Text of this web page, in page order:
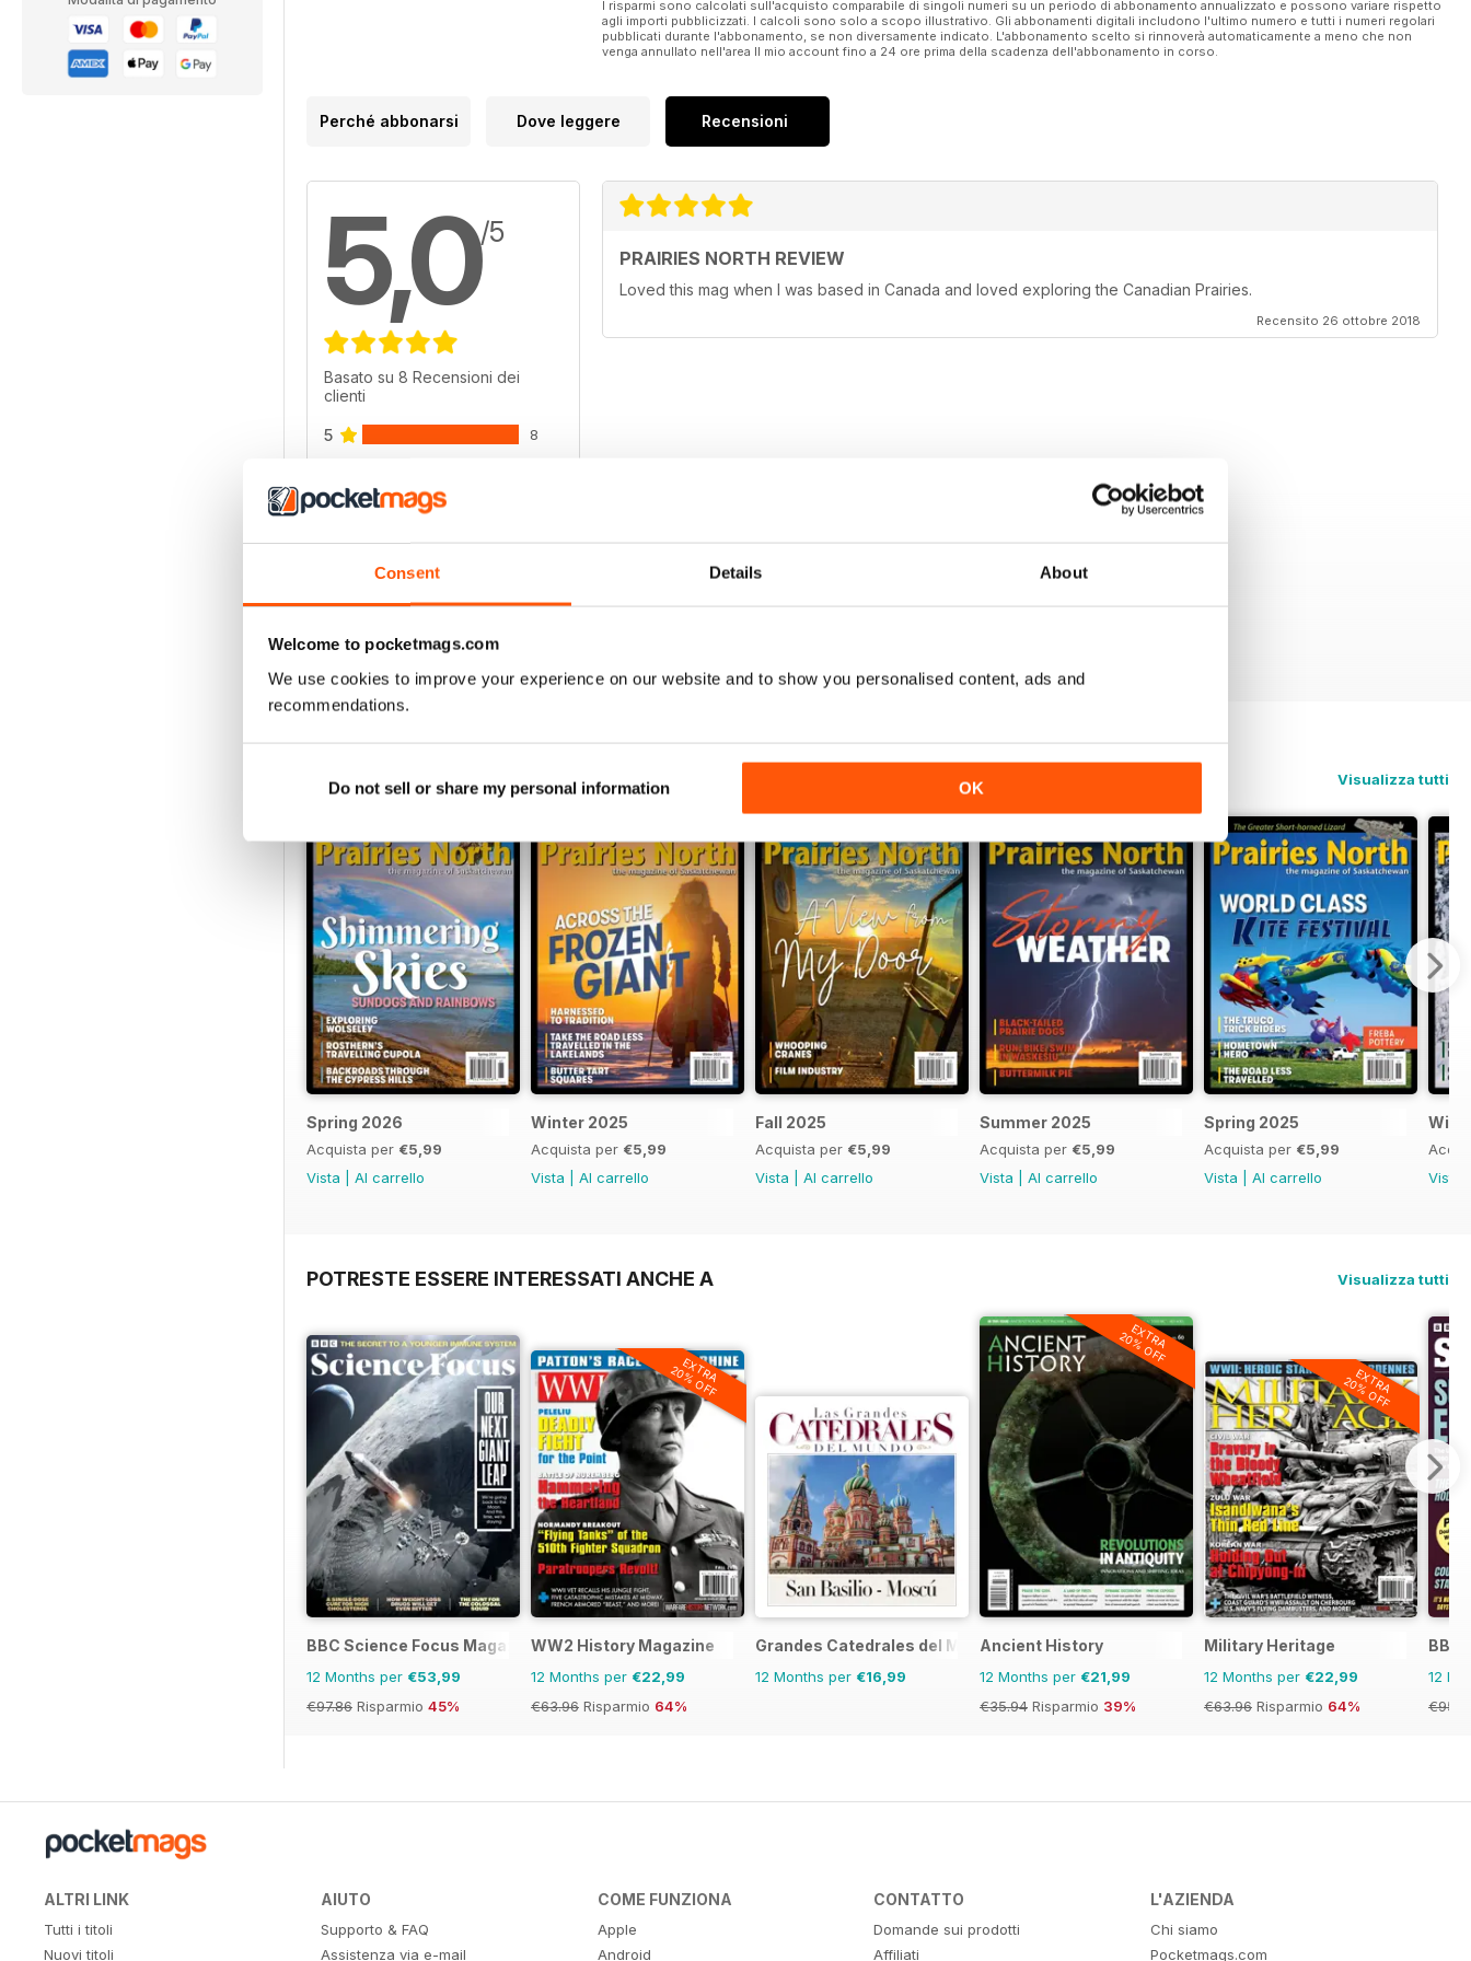
Consent Details About
Welcome to pocketmags.com
We use cookies to improve your experience on our website and to show you personalised content, ads and
recommendations.
Do not sell or share my personal information OK
I risparmi sono calcolati sull'acquisto comparabile di singoli numeri su un periodo di abbonamento annualizzato e possono variare rispetto
agli importi pubblicizzati. I calcoli sono solo a scopo illustrativo. Gli abbonamenti digitali includono l'ultimo numero e tutti i numeri regolari
pubblicati durante l'abbonamento, se non diversamente indicato. L'abbonamento scelto si rinnoverà automaticamente a meno che non
venga annullato nell'area Il mio account fino a 24 ore prima della scadenza dell'abbonamento in corso.
Perché abbonarsi Dove leggere Recensioni
5,0/5
Basato su 8 Recensioni dei
clienti
5 8
3
2 0
VISUALIZZA LE RECENSIONI
PRAIRIES NORTH REVIEW
Loved this mag when I was based in Canada and loved exploring the Canadian Prairies.
Recensito 26 ottobre 2018
EDIZIONI INDIETRO Visualizza tutti
Spring 2026
Acquista per €5,99
Vista
Al carrello
Winter 2025
Acquista per €5,99
Vista
Al carrello
Fall 2025
Acquista per €5,99
Vista
Al carrello
Summer 2025
Acquista per €5,99
Vista
Al carrello
Spring 2025
Acquista per €5,99
Vista
Al carrello
Vista
POTRESTE ESSERE INTERESSATI ANCHE A Visualizza tutti
BBC Science Focus Magazine
12 Months per €53,99
€97.86 Risparmio 45%
EXTRA
20% OFF
WW2 History Magazine
12 Months per €22,99
€63.96 Risparmio 64%
Grandes Catedrales del Mundo
12 Months per €16,99
EXTRA
20% OFF
Ancient History
12 Months per €21,99
€35.94 Risparmio 39%
EXTRA
20% OFF
Military Heritage
12 Months per €22,99
€63.96 Risparmio 64%
BBC
12
ALTRI LINK
Tutti i titoli
Nuovi titoli
AIUTO
Supporto & FAQ
Assistenza via e-mail
COME FUNZIONA
Apple
Android
CONTATTO
Domande sui prodotti
Affiliati
L'AZIENDA
Chi siamo
Pocketmags.com